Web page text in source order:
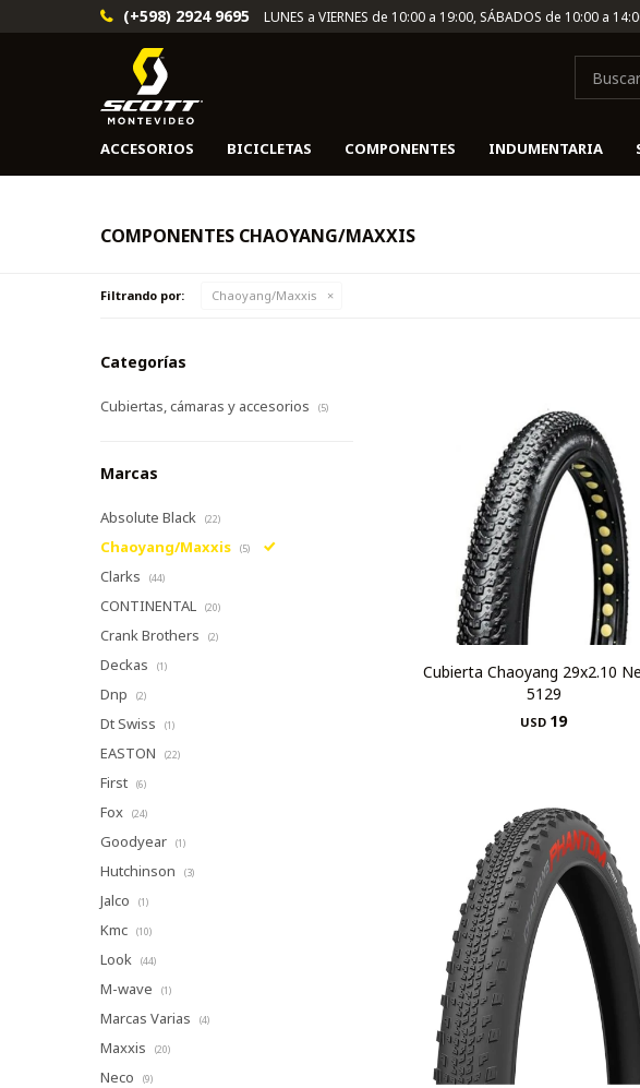
ACCESORIOS BICICLETAS COMPONENTES INDUMENTARIA
(+598) 2924 9695 LUNES a VIERNES de 10:00 a 19:00, SÁBADOS de 10:00 a
COMPONENTES CHAOYANG/MAXXIS
Filtrando por: Chaoyang/Maxxis
Cubierta Chaoyang 29x2.10
5129
USD 19
Categorías
Cubiertas, cámaras y accesorios (5)
Marcas
Absolute Black (22)
Chaoyang/Maxxis (5)
Clarks (44)
CONTINENTAL (20)
Crank Brothers (2)
Deckas (1)
Dnp (2)
Dt Swiss (1)
EASTON (22)
First (6)
Fox (24)
Goodyear (1)
Hutchinson (3)
Jalco (1)
Kmc (10)
Look (44)
M-wave (1)
Marcas Varias (4)
Maxxis (20)
Neco (9)